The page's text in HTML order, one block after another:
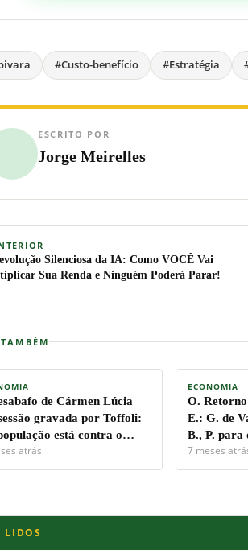
#Custo-benefício #Estratégia
ESCRITO POR
Jorge Meirelles
Silenciosa da IA: Como VOCÊ Vai
Sua Renda e Ninguém Poderá Parar!
de Cármen Lúcia
gravada por Toffoli:
está contra o
atrás
ECONOMIA
O.
E.: G. de
B., P. para
Ambiental.
7 meses
LIDOS